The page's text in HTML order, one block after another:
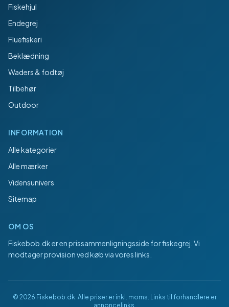
Fiskehjul
Endegrej
Fluefiskeri
Beklædning
Waders & fodtøj
Tilbehør
Outdoor
INFORMATION
Alle kategorier
Alle mærker
Vidensunivers
Sitemap
OM OS
Fiskebob.dker en prissammenligningsside for fiskegrej. Vi
modtager provision ved køb via vores links.
© 2026 Fiskebob.dk. Alle priser er inkl. moms. Links til forhandlere er
annoncelinks.